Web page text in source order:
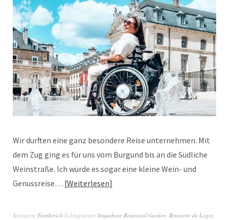
Wir durften eine ganz besondere Reise unternehmen. Mit
dem Zug ging es für uns vom Burgund bis an die Südliche
Weinstraße. Ich würde es sogar eine kleine Wein- und
Genussreise… Weiterlesen
Kategorie Frankreich SchlagwörterArquebuse Botanical Garden, Brasserie de Loges,